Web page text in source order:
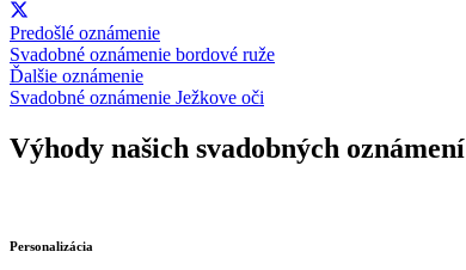
Predošlé oznámenie
Svadobné oznámenie bordové ruže
Ďalšie oznámenie
Svadobné oznámenie Ježkove oči
Výhody našich svadobných oznámení
Personalizácia